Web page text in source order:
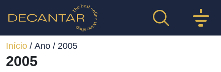
Início / Ano / 2005
2005